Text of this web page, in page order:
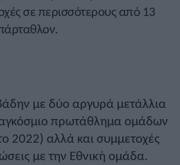
σε περισσότερους από 13
με δύο αργυρά μετάλλια
πρωτάθλημα ομάδων
2022) αλλά και συμμετοχές
με την Εθνική ομάδα.